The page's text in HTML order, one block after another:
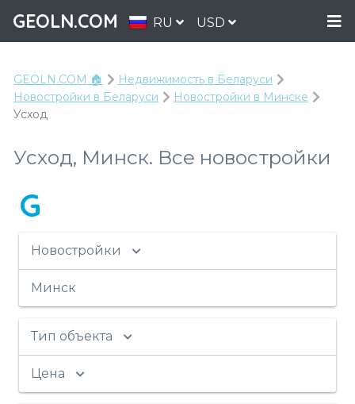
GEOLN.COM RU USD
GEOLN.COM 🏠
Недвижимость в Беларуси
Новостройки в Беларуси
Новостройки в Минске
Усход
Усход, Минск. Все новостройки
G
Новостройки
Минск
Тип объекта
Цена